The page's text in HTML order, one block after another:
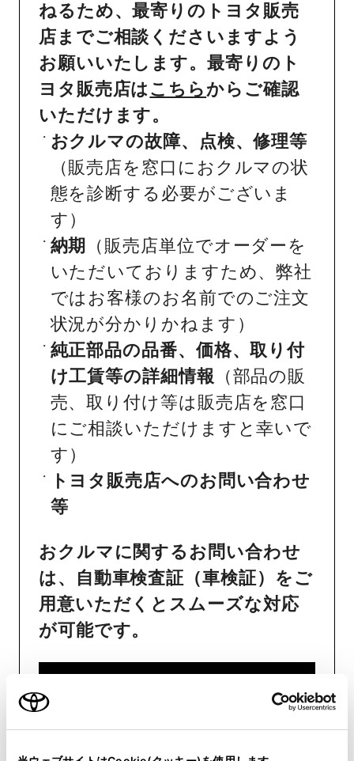
ねるため、最寄りのトヨタ販売
店までご相談くださいますよう
お願いいたします。最寄りのト
ヨタ販売店はこちら からご確認
いただけます。
おクルマの故障、点検、修理等
（販売店を窓口におクルマの状
態を診断する必要がございま
す）
納期
（販売店単位でオーダーを
いただいておりますため、弊社
ではお客様のお名前でのご注文
状況が分かりかねます）
純正部品の品番、価格、取り付
け工賃等の詳細情報 （部品の販
売、取り付け等は販売店を窓口
にご相談いただけますと幸いで
す）
トヨタ販売店へのお問い合わせ
等
おクルマに関するお問い合わせ
は、自動車検査証（車検証）をご
用意いただくとスムーズな対応
が可能です。
リコール等情報はこちら